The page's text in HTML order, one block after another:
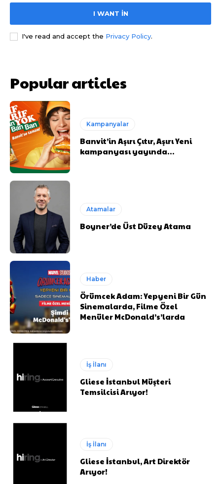
I WANT IN
I've read and accept the Privacy Policy.
Popular articles
Kampanyalar
Banvit’in Aşırı Çıtır, Aşırı Yeni
kampanyası yayında…
Atamalar
Boyner’de Üst Düzey Atama
Haber
Örümcek Adam: Yepyeni Bir Gün
Sinemalarda, Filme Özel
Menüler McDonald’s’larda
İş İlanı
Gliese İstanbul Müşteri
Temsilcisi Arıyor!
İş İlanı
Gliese İstanbul, Art Direktör
Arıyor!